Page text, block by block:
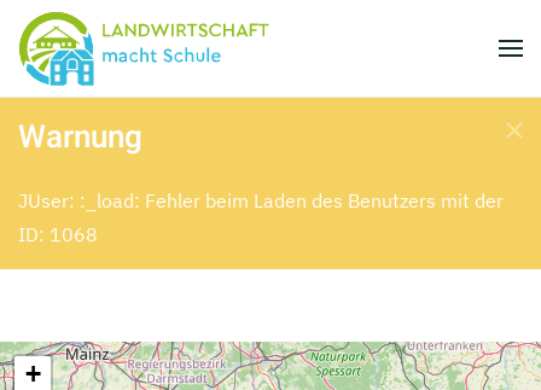
Skip to main content
Warnung
JUser: :_load: Fehler beim Laden des Benutzers mit der
ID: 1068
+